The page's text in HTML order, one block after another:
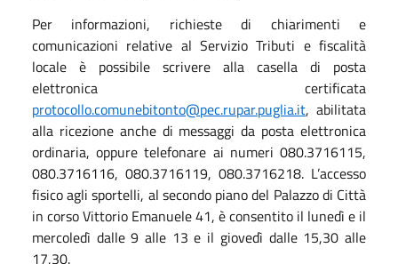
Per informazioni, richieste di chiarimenti e
comunicazioni relative al Servizio Tributi e fiscalità
locale è possibile scrivere alla casella di posta
elettronica certificata
protocollo.comunebitonto@pec.rupar.puglia.it, abilitata
alla ricezione anche di messaggi da posta elettronica
ordinaria, oppure telefonare ai numeri 080.3716115,
080.3716116, 080.3716119, 080.3716218. L’accesso
fisico agli sportelli, al secondo piano del Palazzo di Città
in corso Vittorio Emanuele 41, è consentito il lunedì e il
mercoledì dalle 9 alle 13 e il giovedì dalle 15,30 alle
17,30.